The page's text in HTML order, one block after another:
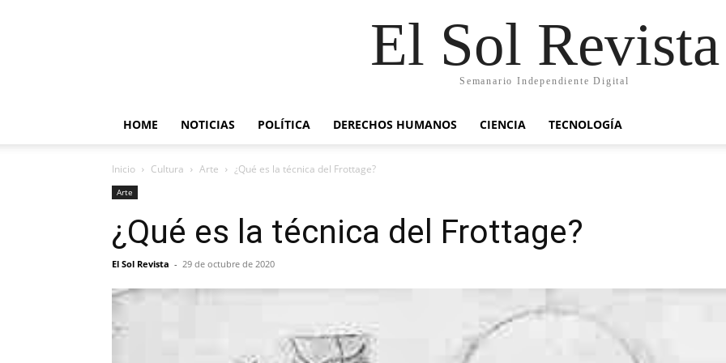
El Sol Revista
Semanario Independiente Digital
HOME NOTICIAS POLÍTICA DERECHOS HUMANOS CIENCIA TECNOLOGÍA
Inicio Cultura Arte ¿Qué es la técnica del Frottage?
Arte
¿Qué es la técnica del Frottage?
El Sol Revista - 29 de octubre de 2020